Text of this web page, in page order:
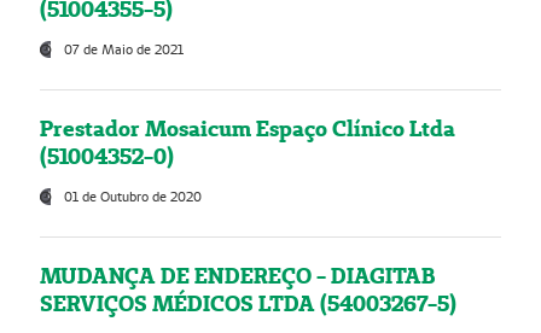
(51004355-5)
07 de Maio de 2021
Prestador Mosaicum Espaço Clínico Ltda
(51004352-0)
01 de Outubro de 2020
MUDANÇA DE ENDEREÇO - DIAGITAB
SERVIÇOS MÉDICOS LTDA (54003267-5)